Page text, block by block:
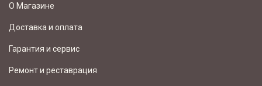
О Магазине
Доставка и оплата
Гарантия и сервис
Ремонт и реставрация